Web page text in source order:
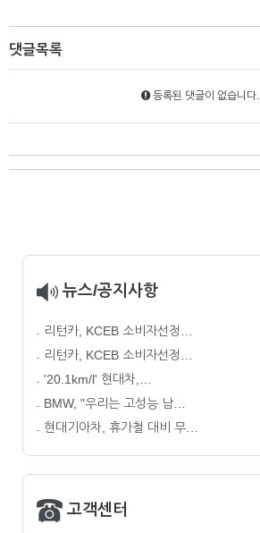
댓글목록
등록된 댓글이 없습니다.
뉴스/공지사항
리턴카, KCEB 소비자선정…
리턴카, KCEB 소비자선정…
'20.1km/l' 현대차,…
BMW, "우리는 고성능 남…
현대기아차, 휴가철 대비 무…
고객센터